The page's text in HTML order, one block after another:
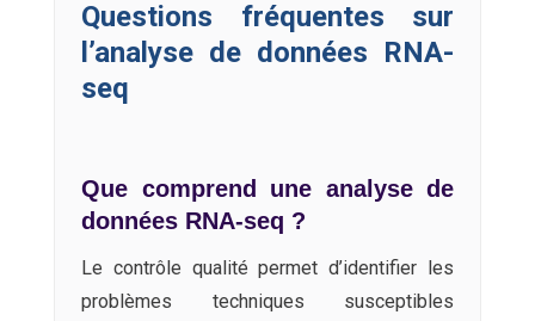
Questions fréquentes sur
l’analyse de données RNA-
seq
Que comprend une analyse de
données RNA-seq ?
Le contrôle qualité permet d’identifier les
problèmes techniques susceptibles